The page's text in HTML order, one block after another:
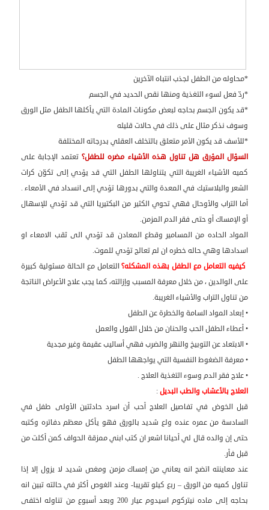
*محاوله من الطفل لجذب انتباه الآخرين
*ردّ فعل لسوء التغذية ومنها نقص الحديد في الجسم
*قد يكون الجسم بحاجه لبعض مكونات المادة التي يأكلها الطفل مثل الورق
وسوف نذكر مثال على ذلك في حالات قليله
*للأسف قد يكون الأمر متعلق بالتخلف العقلي بدرجاته المختلفة
السؤال المؤرق هل تناول هذه الأشياء مضره للطفل؟تعتمد الإجابة على
كميه الأشياء الغريبة التي يتناولها الطفل التي قد يؤدي إلى تكوّن كرات
الشعر والبلاستيك في المعدة والتي بدورها تؤدي إلى انسداد في الأمعاء .
أما التراب والأوحال فهي تحوي الكثير من البكتيريا التي قد تؤدي للإسهال
أو الإمساك أو حتى فقر الدم المزمن.
المواد الحاده من المسامير وقطع المعادن قد تؤدي الى ثقب الامعاء او
اسدادها وهي حاله خطره ان لم تعالج تؤدي للموت.
كيفيه التعامل مع الطفل بهذه المشكله؟ التعامل مع الحالة مسئولية كبيرة
على الوالدين ، من خلال معرفة المسبب وإزالته، كما يجب علاج الأعراض الناتجة
من تناول التراب والأشياء الغريبة.
• إبعاد المواد السامة والخطرة عن الطفل
• أعطاء الطفل الحب والحنان من خلال القول والعمل
• الابتعاد عن التوبيخ والنهر والضرب فهي أساليب عقيمة وغير مجدية
• معرفة الضغوط النفسية التي يواجهها الطفل
• علاج فقر الدم وسوء التغذية العلاج .
العلاج بالأعشاب والطب البديل:
قبل الخوض في تفاصيل العلاج أحب أن اسرد حادثتين الأولى طفل في
السادسة من عمره عنده ولع شديد بالورق فهو يأكل معظم دفاتره وكتبه
حتى إن والده قال لي أحيانا اشعر ان كتب ابني ممزقة الحواف كمن أكلت من
قبل فأر.
عند معاينته اتضح انه يعاني من إمساك مزمن ومغص شديد لا يزول إلا إذا
تناول كميه من الورق – ربع كيلو تقريبا- وعند الغوص أكثر في حالته تبين انه
بحاجه إلى ماده نيتركوم اسيدوم عيار 200 وبعد أسبوع من تناوله اختفى